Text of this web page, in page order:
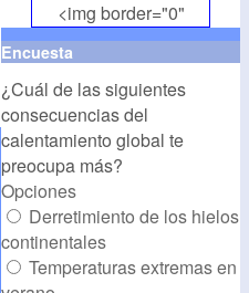
<img border="0"
align="middle"
src="http://
alt="CambioClimatico.org"
/></a>
Encuesta
¿Cuál de las siguientes
consecuencias del
calentamiento global te
preocupa más?
Opciones
Derretimiento de los hielos
continentales
Temperaturas extremas en